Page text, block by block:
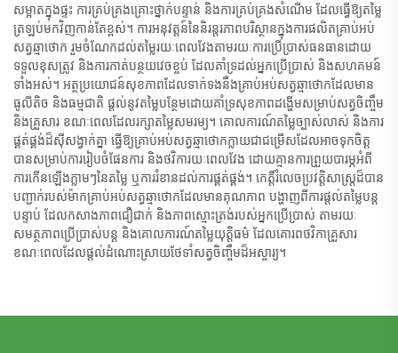
សម្អាតក្នុងផ្ទះ ការគ្រប់គ្រងគ្រោះថ្នាក់បន្ទាន់ និងការគ្រប់គ្រងសំណើម ដែលធ្វើឱ្យតម្លៃ
ត្រឡប់មកវិញកាន់តែខ្ពស់។ ការអនុវត្តន៍នៃនិរន្តរភាពបរិស្ថានក្នុងការផលិតគ្រាប់អប់
សត្វឆ្មាថោក រួមចំណែកដល់តម្លៃរយៈពេលវែងតាមរយៈការប្រើប្រាស់ធនធានដោយ
ទទួលខុសត្រូវ និងការកាត់បន្ថយវេចខ្ចប់ ដែលគាំទ្រដល់អ្នកប្រើប្រាស់ និងសហគមន៍
ទាំងអស់។ អត្ថប្រយោជន៍សុខភាពដែលទាក់ទងនឹងគ្រាប់អប់សត្វឆ្មាថោកដែលមាន
ធូលីតិច និងធម្មជាតិ ផ្តល់នូវតម្លៃបន្ថែមដោយគាំទ្រសុខភាពដង្ហើមសម្រាប់សត្វចិញ្ចឹម
និងគ្រួសារ ខណៈពេលដែលរក្សាតម្លៃសមរម្យ។ គោលការណ៍តម្លៃច្បាស់លាស់ និងការ
ផ្គត់ផ្គង់ដ៏ស៊ីសង្វាក់គ្នា ធ្វើឱ្យគ្រាប់អប់សត្វឆ្មាថោកក្លាយជាជម្រើសដែលអាចទុកចិត្ត
បានសម្រាប់ការរៀបចំផែនការ និងថវិការយៈពេលវែង ដោយគ្មានការព្រួយបារម្ភអំពី
ការកើនឡើងភ្លាមៗនៃតម្លៃ ឬការរំខានដល់ការផ្គត់ផ្គង់។ កេត្តិ៍រំលេចប្រវត្តិសាស្ត្រដ៏បាន
បញ្ជាក់របស់ម៉ាកគ្រាប់អប់សត្វឆ្មាថោកដែលមានគុណភាព បង្ហាញពីការផ្តល់តម្លៃបន្ត
បន្ទាប់ ដែលកសាងភាពជឿជាក់ និងភាពស្មោះត្រង់របស់អ្នកប្រើប្រាស់ តាមរយៈ
សមត្ថភាពប្រើប្រាស់បន្ត និងគោលការណ៍តម្លៃយុត្តិធម៌ ដែលគោរពថវិកាគ្រួសារ
ខណៈពេលដែលផ្តល់ដំណោះស្រាយថែទាំសត្វចិញ្ចឹមដ៏អស្ចារ្យ។